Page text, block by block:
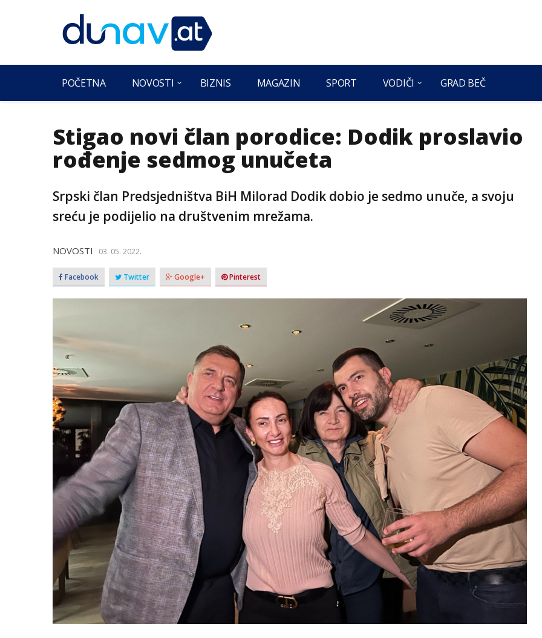
POČETNA NOVOSTI BIZNIS MAGAZIN SPORT VODIČI GRAD BEČ
Stigao novi član porodice: Dodik proslavio
rođenje sedmog unučeta
Srpski član Predsjedništva BiH Milorad Dodik dobio je sedmo unuče, a svoju
sreću je podijelio na društvenim mrežama.
NOVOSTI 03. 05. 2022.
Facebook Twitter Google+ Pinterest